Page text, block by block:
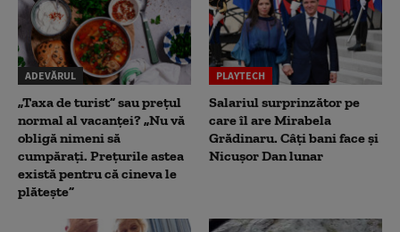
ADEVĂRUL
„Taxa de turist” sau prețul
normal al vacanței? „Nu vă
obligă nimeni să
cumpărați. Prețurile astea
există pentru că cineva le
plătește”
PLAYTECH
Salariul surprinzător pe
care îl are Mirabela
Grădinaru. Câţi bani face şi
Nicuşor Dan lunar